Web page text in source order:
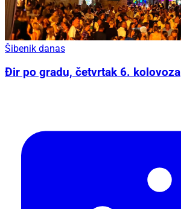
Šibenik danas
Đir po gradu, četvrtak 6. kolovoza